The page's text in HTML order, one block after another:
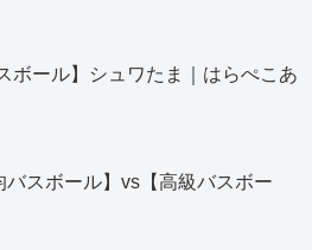
ボール】シュワたま｜はらぺこあ
バスボール】vs【高級バスボー